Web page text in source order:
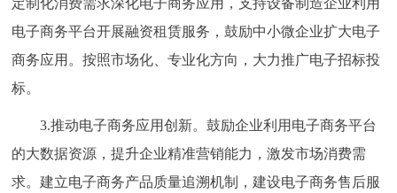
定制化消费需求深化电子商务应用，支持设备制造企业利用
电子商务平台开展融资租赁服务，鼓励中小微企业扩大电子
商务应用。按照市场化、专业化方向，大力推广电子招标投
标。
3.推动电子商务应用创新。鼓励企业利用电子商务平台
的大数据资源，提升企业精准营销能力，激发市场消费需
求。建立电子商务产品质量追溯机制，建设电子商务售后服